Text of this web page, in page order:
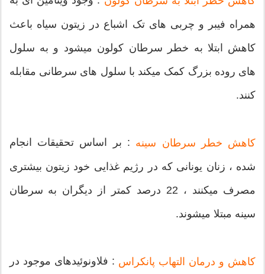
همراه فیبر و چربی های تک اشباع در زیتون سیاه باعث
کاهش ابتلا به خطر سرطان کولون میشود و به سلول
های روده بزرگ کمک میکند با سلول های سرطانی مقابله
کنند.
کاهش خطر سرطان سینه : بر اساس تحقیقات انجام
شده ، زنان یونانی که در رژیم غذایی خود زیتون بیشتری
مصرف میکنند ، 22 درصد کمتر از دیگران به سرطان
سینه مبتلا میشوند.
کاهش و درمان التهاب پانکراس : فلاونوئیدهای موجود در